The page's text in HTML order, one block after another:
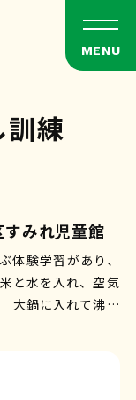
練
みれ児童館
体験学習があり、
と水を入れ、空気
大鍋に入れて沸騰